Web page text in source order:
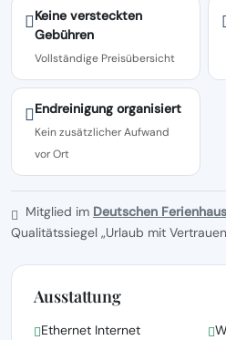
Keine versteckten
Gebühren
Vollständige Preisübersicht
Endreinigung organisiert
Kein zusätzlicher Aufwand
vor Ort
Mitglied im Deutschen
Qualitätssiegel „Urlaub mit
Ausstattung
Ethernet Internet